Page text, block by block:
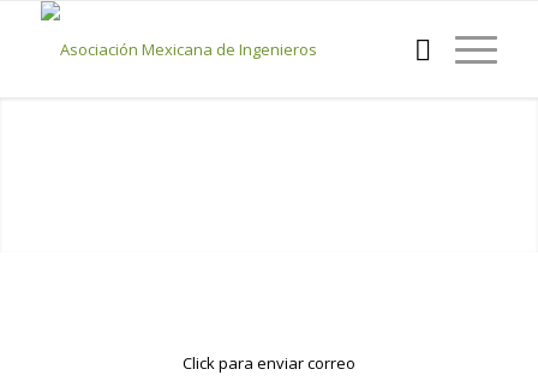
Click para enviar correo